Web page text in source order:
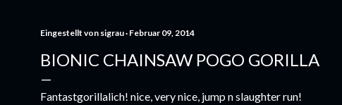
Eingestellt von sigrau Februar 09, 2014
BIONIC CHAINSAW POGO GORILLA
Fantastgorillalich! nice, very nice, jump n slaughter run!